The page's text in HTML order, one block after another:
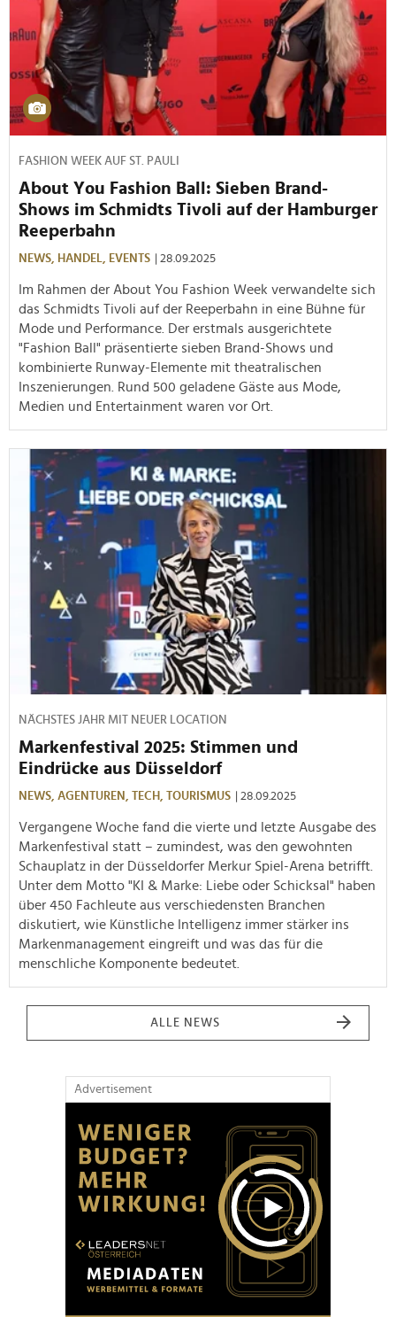
FASHION WEEK AUF ST. PAULI
About You Fashion Ball: Sieben Brand-
Shows im Schmidts Tivoli auf der Hamburger
Reeperbahn
NEWS, HANDEL, EVENTS | 28.09.2025
Im Rahmen der About You Fashion Week verwandelte sich
das Schmidts Tivoli auf der Reeperbahn in eine Bühne für
Mode und Performance. Der erstmals ausgerichtete
"Fashion Ball" präsentierte sieben Brand-Shows und
kombinierte Runway-Elemente mit theatralischen
Inszenierungen. Rund 500 geladene Gäste aus Mode,
Medien und Entertainment waren vor Ort.
NÄCHSTES JAHR MIT NEUER LOCATION
Markenfestival 2025: Stimmen und
Eindrücke aus Düsseldorf
NEWS, AGENTUREN, TECH, TOURISMUS | 28.09.2025
Vergangene Woche fand die vierte und letzte Ausgabe des
Markenfestival statt – zumindest, was den gewohnten
Schauplatz in der Düsseldorfer Merkur Spiel-Arena betrifft.
Unter dem Motto "KI & Marke: Liebe oder Schicksal" haben
über 450 Fachleute aus verschiedensten Branchen
diskutiert, wie Künstliche Intelligenz immer stärker ins
Markenmanagement eingreift und was das für die
menschliche Komponente bedeutet.
ALLE NEWS
Advertisement